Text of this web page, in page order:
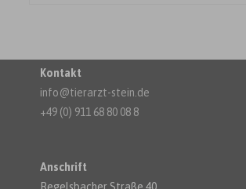
Kontakt
info@tierarzt-stein.de
+49 (0) 911 68 80 08 8
Anschrift